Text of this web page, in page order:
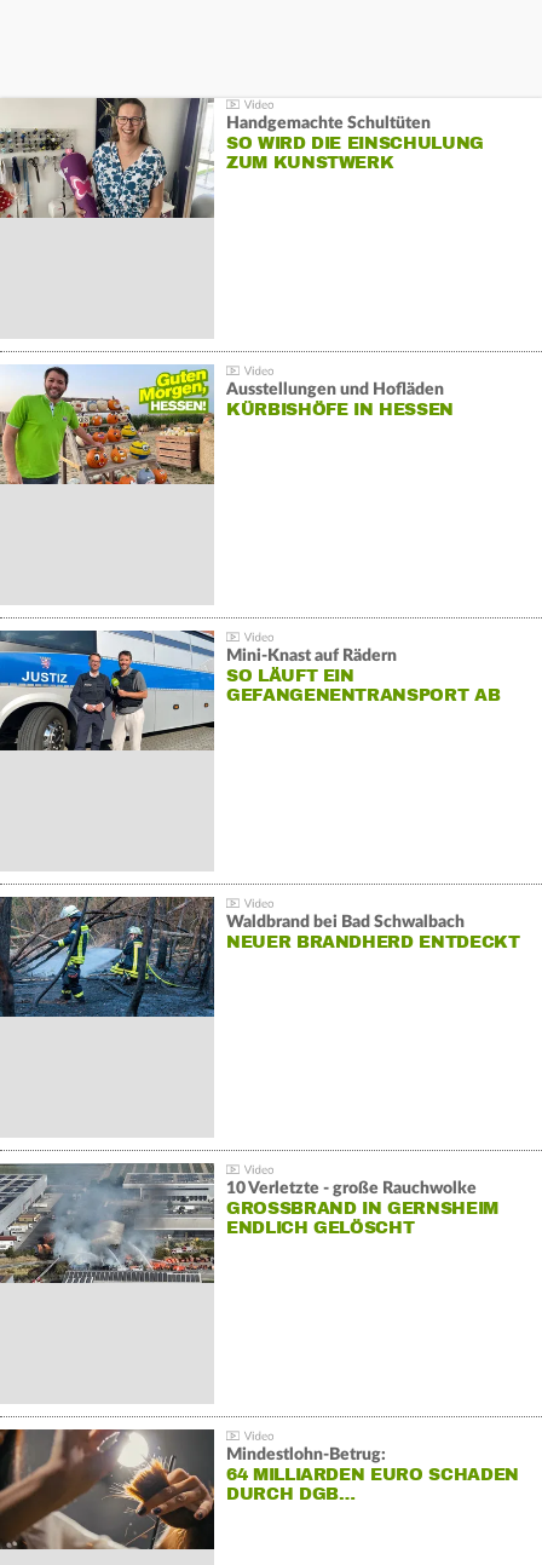
Handgemachte Schultüten
SO WIRD DIE EINSCHULUNG
ZUM KUNSTWERK
Ausstellungen und Hofläden
KÜRBISHÖFE IN HESSEN
Mini-Knast auf Rädern
SO LÄUFT EIN
GEFANGENENTRANSPORT AB
Waldbrand bei Bad Schwalbach
NEUER BRANDHERD ENTDECKT
10 Verletzte - große Rauchwolke
GROSSBRAND IN GERNSHEIM E
NDLICH GELÖSCHT
Mindestlohn-Betrug:
64 MILLIARDEN EURO SCHADEN
DURCH DGB…